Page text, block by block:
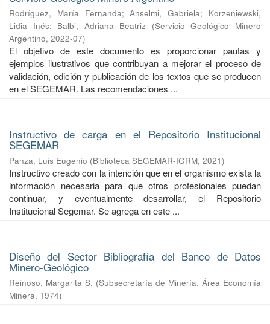
Rodríguez, María Fernanda;Anselmi, Gabriela; Korzeniewski,
Lidia Inés; Balbi, Adriana Beatriz (Servicio Geológico Minero
Argentino, 2022-07)
El objetivo de este documento es proporcionar pautas y
ejemplos ilustrativos que contribuyan a mejorar el proceso de
validación, edición y publicación de los textos que se producen
en el SEGEMAR. Las recomendaciones ...
Instructivo de carga en el Repositorio Institucional
SEGEMAR
Panza, Luis Eugenio (Biblioteca SEGEMAR-IGRM, 2021)
Instructivo creado con la intención que en el organismo exista la
información necesaria para que otros profesionales puedan
continuar, y eventualmente desarrollar, el Repositorio
Institucional Segemar. Se agrega en este ...
Diseño del Sector Bibliografía del Banco de Datos
Minero-Geológico
Reinoso, Margarita S. (Subsecretaría de Minería. Área Economía
Minera, 1974)